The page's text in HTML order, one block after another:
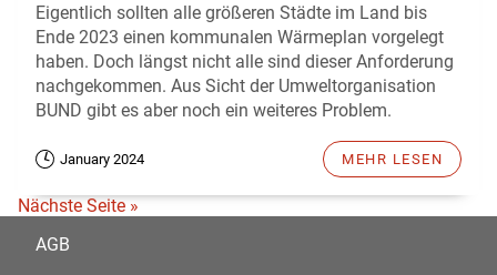
Eigentlich sollten alle größeren Städte im Land bis
Ende 2023 einen kommunalen Wärmeplan vorgelegt
haben. Doch längst nicht alle sind dieser Anforderung
nachgekommen. Aus Sicht der Umweltorganisation
BUND gibt es aber noch ein weiteres Problem.
January 2024 MEHR LESEN
Nächste Seite »
AGB